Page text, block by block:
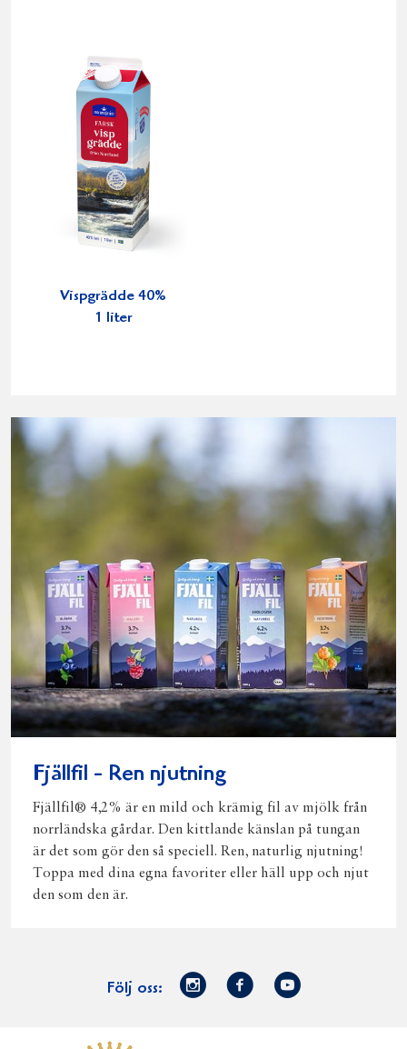
Vispgrädde 40%
1 liter
Fjällfil - Ren njutning
Fjällfil® 4,2% är en mild och krämig fil av mjölk från
norrländska gårdar. Den kittlande känslan på tungan
är det som gör den så speciell. Ren, naturlig njutning!
Toppa med dina egna favoriter eller häll upp och njut
den som den är.
Följ oss:
Norrmejerier
Facebook
Youtube